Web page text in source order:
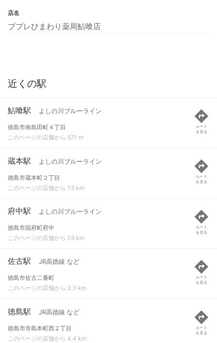
店名
ププレひまわり薬局鮎喰店
近くの駅
鮎喰駅 よしの川ブルーライン
徳島市南島田町４丁目
このページの店舗から 571 m
ルート
を見る
蔵本駅 よしの川ブルーライン
徳島市蔵本町２丁目
このページの店舗から 1.5 km
ルート
を見る
府中駅 よしの川ブルーライン
徳島市国府町府中
このページの店舗から 1.9 km
ルート
を見る
佐古駅 JR高徳線 など
徳島市佐古二番町
このページの店舗から 3.3 km
ルート
を見る
徳島駅 JR高徳線 など
徳島市寺島本町西２丁目
このページの店舗から 4.4 km
ルート
を見る